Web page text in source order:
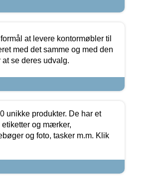
at levere kontormøbler til
med det samme og med den
se deres udvalg.
unikke produkter. De har et
og mærker,
og foto, tasker m.m. Klik